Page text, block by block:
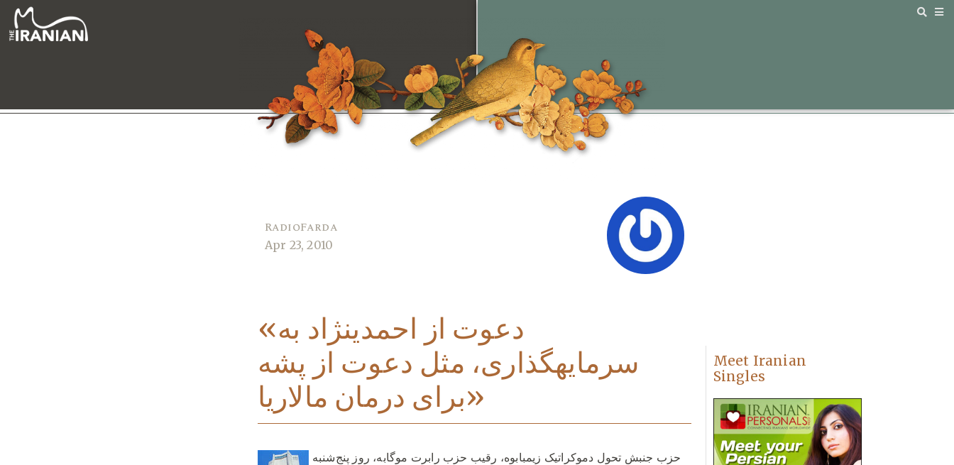
RadioFarda
Apr 23, 2010
«دعوت از احمدینژاد به
سرمایهگذاری، مثل دعوت از پشه
برای درمان مالاریا»
حزب جنبش تحول دموکراتیک زیمبابوه، رقیب حزب رابرت موگابه، روز پنج‌شنبه
Meet Iranian
Singles